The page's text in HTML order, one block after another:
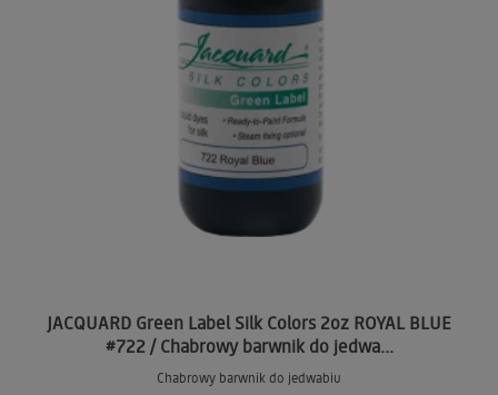
JACQUARD Green Label Silk Colors 2oz ROYAL BLUE
#722 / Chabrowy barwnik do jedwa...
Chabrowy barwnik do jedwabiu